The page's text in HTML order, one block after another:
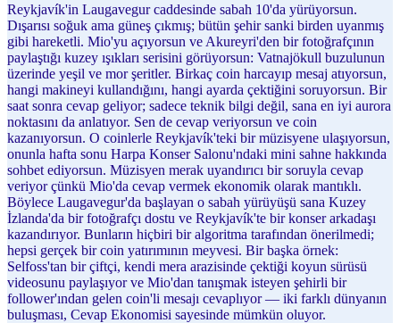
Reykjavík'in Laugavegur caddesinde sabah 10'da yürüyorsun.
Dışarısı soğuk ama güneş çıkmış; bütün şehir sanki birden uyanmış
gibi hareketli. Mio'yu açıyorsun ve Akureyri'den bir fotoğrafçının
paylaştığı kuzey ışıkları serisini görüyorsun: Vatnajökull buzulunun
üzerinde yeşil ve mor şeritler. Birkaç coin harcayıp mesaj atıyorsun,
hangi makineyi kullandığını, hangi ayarda çektiğini soruyorsun. Bir
saat sonra cevap geliyor; sadece teknik bilgi değil, sana en iyi aurora
noktasını da anlatıyor. Sen de cevap veriyorsun ve coin
kazanıyorsun. O coinlerle Reykjavík'teki bir müzisyene ulaşıyorsun,
onunla hafta sonu Harpa Konser Salonu'ndaki mini sahne hakkında
sohbet ediyorsun. Müzisyen merak uyandırıcı bir soruyla cevap
veriyor çünkü Mio'da cevap vermek ekonomik olarak mantıklı.
Böylece Laugavegur'da başlayan o sabah yürüyüşü sana Kuzey
İzlanda'da bir fotoğrafçı dostu ve Reykjavík'te bir konser arkadaşı
kazandırıyor. Bunların hiçbiri bir algoritma tarafından önerilmedi;
hepsi gerçek bir coin yatırımının meyvesi. Bir başka örnek:
Selfoss'tan bir çiftçi, kendi mera arazisinde çektiği koyun sürüsü
videosunu paylaşıyor ve Mio'dan tanışmak isteyen şehirli bir
follower'ından gelen coin'li mesajı cevaplıyor — iki farklı dünyanın
buluşması, Cevap Ekonomisi sayesinde mümkün oluyor.